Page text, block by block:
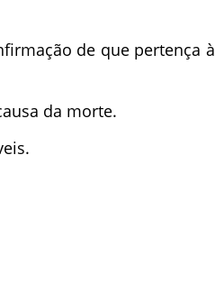
de que pertença à
da morte.